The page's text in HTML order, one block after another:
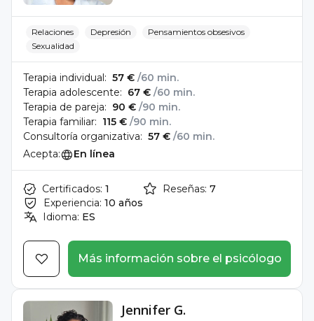
Relaciones Depresión
Pensamientos obsesivos
Sexualidad
Terapia individual: 57 € /60 min.
Terapia adolescente: 67 € /60 min.
Terapia de pareja: 90 € /90 min.
Terapia familiar: 115 € /90 min.
Consultoría organizativa: 57 € /60 min.
Acepta:
En línea
Certificados: 1
Experiencia: 10 años
Idioma: ES
Reseñas: 7
Más información sobre el psicólogo
Jennifer G.